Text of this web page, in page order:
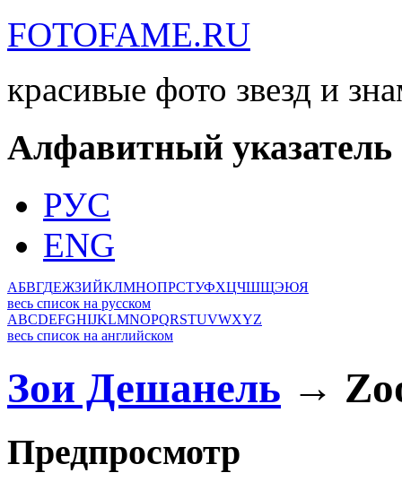
FOTOFAME.RU
красивые фото звезд и
Алфавитный указатель
РУС
ENG
АБВГДЕЖЗИЙКЛМНОПРСТУФХЦЧШЩЭЮЯ
весь список на русском
ABCDEFGHIJKLMNOPQRSTUVWXYZ
весь список на английском
Зои Дешанель →
Предпросмотр